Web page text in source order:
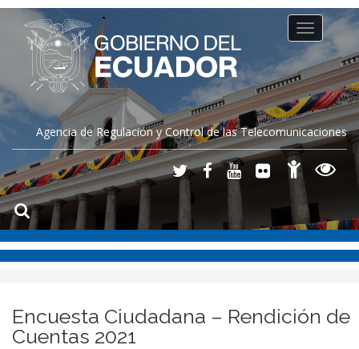
Agencia de Regulación y Control de las Telecomunicaciones
Toggle
navigation
Encuesta Ciudadana – Rendición de
Cuentas 2021